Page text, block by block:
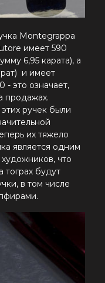
Montegrappa
имеет 590
6,95 карата), а
и имеет
- это означает,
продажах.
ручек были
их тяжело
является одним
что
будут
в том числе